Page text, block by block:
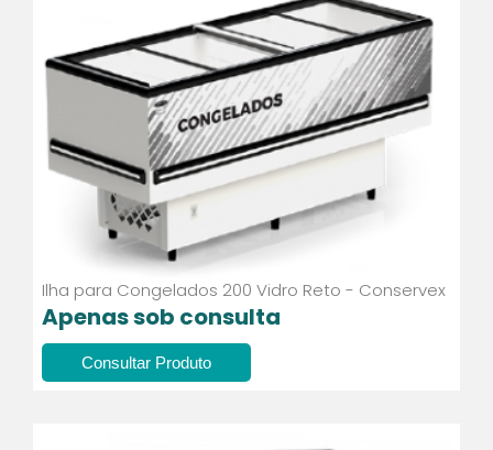
Ilha para Congelados 200 Vidro Reto - Conservex
Apenas sob consulta
Consultar Produto